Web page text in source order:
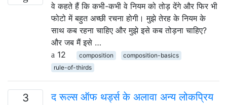
वे कहते हैं कि कभी-कभी वे नियम को तोड़ देंगे और फिर भी
फोटो में बहुत अच्छी रचना होगी। मुझे तेरह के नियम के
साथ कब रहना चाहिए और मुझे इसे कब तोड़ना चाहिए?
और जब मैं इसे …
12
composition
composition-basics
rule-of-thirds
3
द रूल्स ऑफ थर्ड्स के अलावा अन्य लोकप्रिय